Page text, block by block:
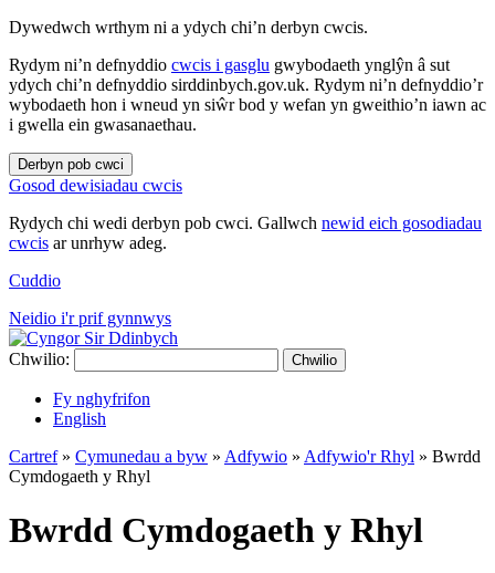
Dywedwch wrthym ni a ydych chi’n derbyn cwcis.
Rydym ni’n defnyddio cwcis i gasglu gwybodaeth ynglŷn â sut
ydych chi’n defnyddio sirddinbych.gov.uk. Rydym ni’n defnyddio’r
wybodaeth hon i wneud yn siŵr bod y wefan yn gweithio’n iawn ac
i gwella ein gwasanaethau.
Derbyn pob cwci
Gosod dewisiadau cwcis
Rydych chi wedi derbyn pob cwci. Gallwch newid eich gosodiadau
cwcis ar unrhyw adeg.
Cuddio
Neidio i'r prif gynnwys
Chwilio: Chwilio
Fy nghyfrifon
English
Cartref» Cymunedau a byw » Adfywio » Adfywio'r Rhyl » Bwrdd
Cymdogaeth y Rhyl
Bwrdd Cymdogaeth y Rhyl